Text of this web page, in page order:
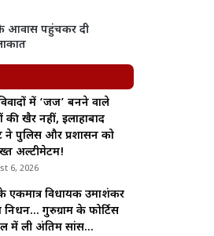
आवास पहुंचकर दी
में ‘जज’ बनने वाले
खैर नहीं, इलाहाबाद
ने पुलिस और प्रशासन को
अल्टीमेटम!
6, 2026
एकमात्र विधायक उमाशंकर
निधन… गुरुग्राम के फोर्टिस
में ली अंतिम सांस…